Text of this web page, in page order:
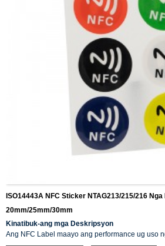
ISO14443A NFC Sticker NTAG213/215/216
20mm/25mm/30mm
Kinatibuk-ang mga Deskripsyon
Ang NFC Label maayo ang performance ug uso